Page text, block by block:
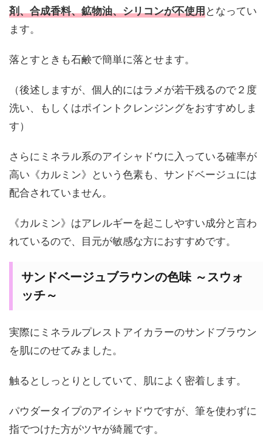
剤、合成香料、鉱物油、シリコンが不使用となってい
ます。
落とすときも石鹸で簡単に落とせます。
（後述しますが、個人的にはラメが若干残るので２度
洗い、もしくはポイントクレンジングをおすすめしま
す）
さらにミネラル系のアイシャドウに入っている確率が
高い《カルミン》という色素も、サンドベージュには
配合されていません。
《カルミン》はアレルギーを起こしやすい成分と言わ
れているので、目元が敏感な方におすすめです。
サンドベージュブラウンの色味 ～スウォ
ッチ～
実際にミネラルプレストアイカラーのサンドブラウン
を肌にのせてみました。
触るとしっとりとしていて、肌によく密着します。
パウダータイプのアイシャドウですが、筆を使わずに
指でつけた方がツヤが綺麗です。